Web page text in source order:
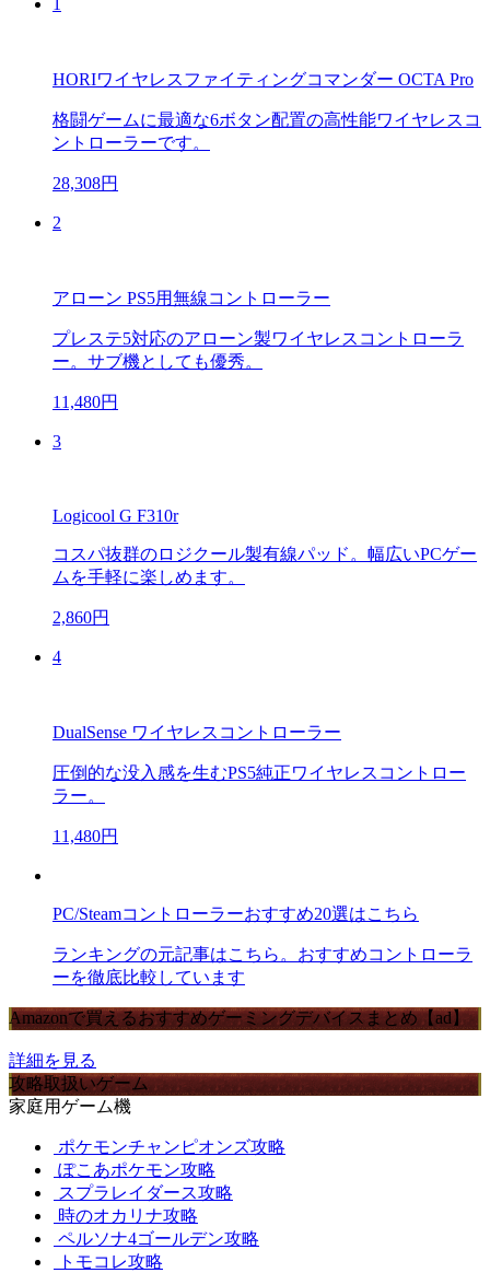
HORIワイヤレスファイティングコマンダー OCTA Pro
格闘ゲームに最適な6ボタン配置の高性能ワイヤレスコ
ントローラーです。
28,308円
2
アローン PS5用無線コントローラー
プレステ5対応のアローン製ワイヤレスコントローラ
ー。サブ機としても優秀。
11,480円
3
Logicool G F310r
コスパ抜群のロジクール製有線パッド。幅広いPCゲー
ムを手軽に楽しめます。
2,860円
4
DualSense ワイヤレスコントローラー
圧倒的な没入感を生むPS5純正ワイヤレスコントロー
ラー。
11,480円
PC/Steamコントローラーおすすめ20選はこちら
ランキングの元記事はこちら。おすすめコントローラ
ーを徹底比較しています
Amazonで買えるおすすめゲーミングデバイスまとめ【ad】
詳細を見る
攻略取扱いゲーム
家庭用ゲーム機
ポケモンチャンピオンズ攻略
ぽこあポケモン攻略
スプラレイダース攻略
時のオカリナ攻略
ペルソナ4ゴールデン攻略
トモコレ攻略